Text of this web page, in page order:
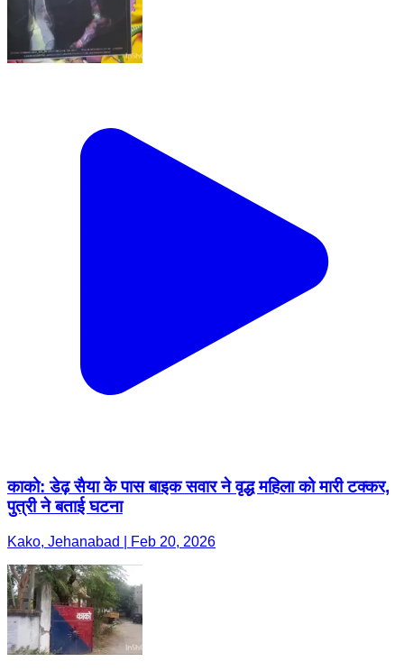
काको: डेढ़ सैया के पास बाइक सवार ने वृद्ध महिला को मारी टक्कर,
पुत्री ने बताई घटना
Kako, Jehanabad | Feb 20, 2026